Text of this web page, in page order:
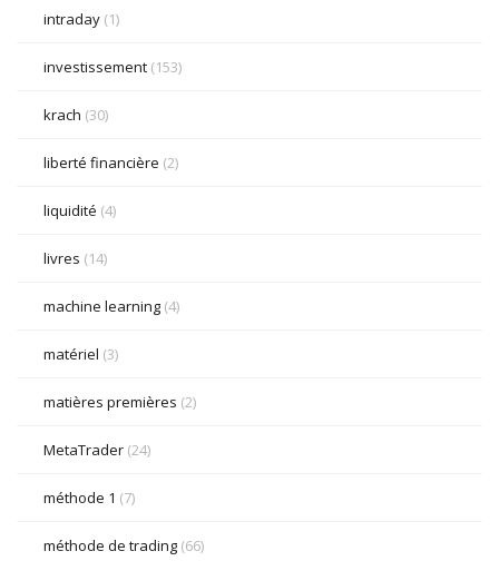
intraday (1)
investissement (153)
krach (30)
liberté financière (2)
liquidité (4)
livres (14)
machine learning (4)
matériel (3)
matières premières (2)
MetaTrader (24)
méthode 1 (7)
méthode de trading (66)